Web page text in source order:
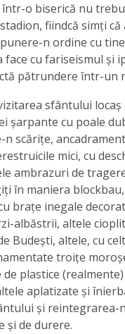
o biserică nu
fiindcă simţi
n ordine cu
face cu fariseismul şi
pătrundere într-un
sfântului
şarpante cu poale
scăriţe,
mici, cu
ambrazuri de
în maniera
braţe inegale
albăstrii, altele
Budeşti, altele, cu
troiţe
plastice
aplatizate şi
şi reintegrarea-
şi de durere.